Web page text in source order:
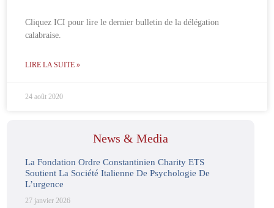
Cliquez ICI pour lire le dernier bulletin de la délégation
calabraise.
LIRE LA SUITE »
24 août 2020
News & Media
La Fondation Ordre Constantinien Charity ETS
Soutient La Société Italienne De Psychologie De
L’urgence
27 janvier 2026